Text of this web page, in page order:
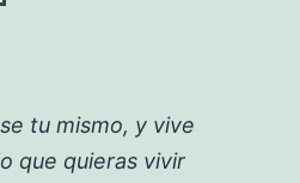
tu mismo, y vive
que quieras vivir